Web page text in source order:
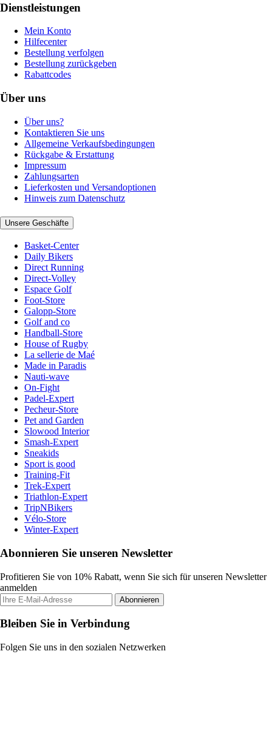
Dienstleistungen
Mein Konto
Hilfecenter
Bestellung verfolgen
Bestellung zurückgeben
Rabattcodes
Über uns
Über uns?
Kontaktieren Sie uns
Allgemeine Verkaufsbedingungen
Rückgabe & Erstattung
Impressum
Zahlungsarten
Lieferkosten und Versandoptionen
Hinweis zum Datenschutz
Unsere Geschäfte
Basket-Center
Daily Bikers
Direct Running
Direct-Volley
Espace Golf
Foot-Store
Galopp-Store
Golf and co
Handball-Store
House of Rugby
La sellerie de Maé
Made in Paradis
Nauti-wave
On-Fight
Padel-Expert
Pecheur-Store
Pet and Garden
Slowood Interior
Smash-Expert
Sneakids
Sport is good
Training-Fit
Trek-Expert
Triathlon-Expert
TripNBikers
Vélo-Store
Winter-Expert
Abonnieren Sie unseren Newsletter
Profitieren Sie von 10% Rabatt, wenn Sie sich für unseren Newsletter
anmelden
Abonnieren
Bleiben Sie in Verbindung
Folgen Sie uns in den sozialen Netzwerken